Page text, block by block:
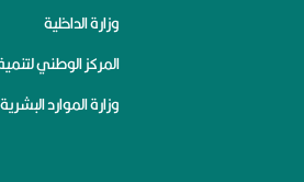
وزارة الداخلية
المركز الوطني
وزارة الموارد